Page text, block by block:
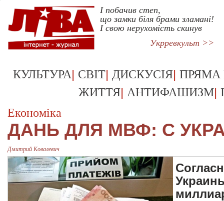
І побачив степ,
що замки біля брами зламані!
І свою нерухомість скинув
Укрревкульт >>
КУЛЬТУРА| СВІТ| ДИСКУСІЯ| ПРЯМА
ЖИТТЯ| АНТИФАШИЗМ|
Економіка
ДАНЬ ДЛЯ МВФ: С
Дмитрий Ковалевич